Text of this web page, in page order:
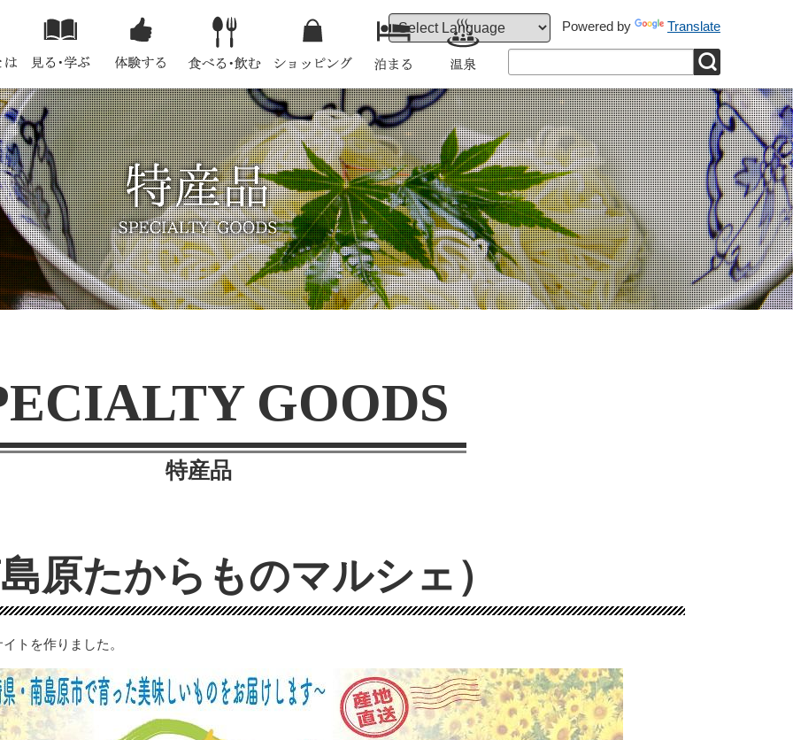
Powered by Translate
GOODS
特産品
原たからものマルシェ）
トを作りました。